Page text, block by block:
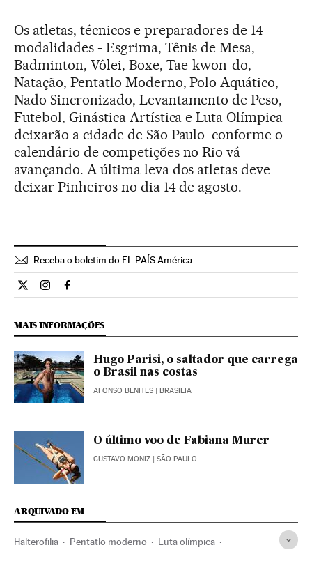
Os atletas, técnicos e preparadores de 14
modalidades - Esgrima, Tênis de Mesa,
Badminton, Vôlei, Boxe, Tae-kwon-do,
Natação, Pentatlo Moderno, Polo Aquático,
Nado Sincronizado, Levantamento de Peso,
Futebol, Ginástica Artística e Luta Olímpica -
deixarão a cidade de São Paulo conforme o
calendário de competições no Rio vá
avançando. A última leva dos atletas deve
deixar Pinheiros no dia 14 de agosto.
Receba o boletim do EL PAÍS América.
Economia El País Brasil en Twitter
Economia El País Brasil en Instagram
Economia El País Brasil en Facebook
MAIS INFORMAÇÕES
Hugo Parisi, o saltador que carrega
o Brasil nas costas
AFONSO BENITES | BRASILIA
O último voo de Fabiana Murer
GUSTAVO MONIZ | SÃO PAULO
ARQUIVADO EM
Halterofilia Pentatlo moderno Luta olímpica